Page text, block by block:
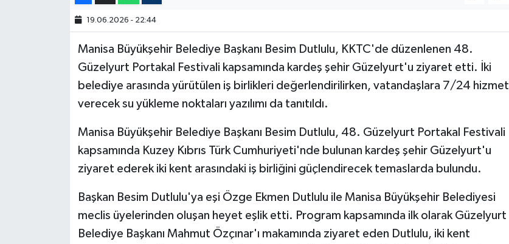
19.06.2026 - 22:44
Manisa Büyükşehir Belediye Başkanı Besim Dutlulu, KKTC'de düzenlenen 48.
Güzelyurt Portakal Festivali kapsamında kardeş şehir Güzelyurt'u ziyaret etti. İki
belediye arasında yürütülen iş birlikleri değerlendirilirken, vatandaşlara 7/24 hizmet
verecek su yükleme noktaları yazılımı da tanıtıldı.
Manisa Büyükşehir Belediye Başkanı Besim Dutlulu, 48. Güzelyurt Portakal Festivali
kapsamında Kuzey Kıbrıs Türk Cumhuriyeti'nde bulunan kardeş şehir Güzelyurt'u
ziyaret ederek iki kent arasındaki iş birliğini güçlendirecek temaslarda bulundu.
Başkan Besim Dutlulu'ya eşi Özge Ekmen Dutlulu ile Manisa Büyükşehir Belediyesi
meclis üyelerinden oluşan heyet eşlik etti. Program kapsamında ilk olarak Güzelyurt
Belediye Başkanı Mahmut Özçınar'ı makamında ziyaret eden Dutlulu, iki kent